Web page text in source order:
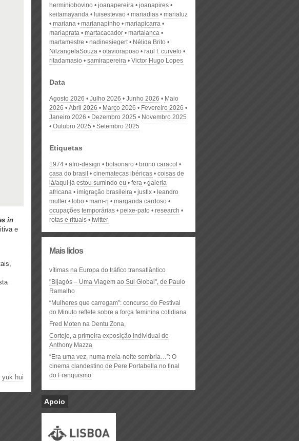
in
e
yuk hui
herminiobovino
joanapereira
joanapires
keitamayanda
luisestevao mariadias
marialuz
mariana
marianapinho
mariapicarra
mariaprata
martacacador
martalanca
martamestre
nadinesiegert
Nélida Brito
NilzangelaSouza
otavioraposo
raul f. curvelo
ritadamasio
samirapereira Victor Hugo Lopes
Data
Agosto 2026 Julho 2026 Junho 2026
Maio
2026
Abril 2026 Março 2026
Fevereiro 2026
Janeiro 2026
Dezembro 2025
Novembro 2025
Outubro 2025
Setembro 2025
Etiquetas
1974 afro-design bolsonaro
bruno caracol
casa do brasil
cinematecas ibéricas
coisas de
lá/aqui já estou sumindo eu
fera
galeria
africana
imigração brasileira justlx
leandro
muller
lobo mam-rj
margarida cardoso
ocupações temporárias
peixe-pato
research
rotas e rituais
twitter
Mais lidos
vítimas na Europa do tráfico transatlântico
"Bijagós – Uma Viagem ao Sul Global", de Paulo
Ramalho
“Mulheres que carregam”: concurso do Festival
do Minuto reflete sobre a força feminina cotidiana
Fred Moten na Dentu Zona,
Cortejo, a primeira exposição individual de
Anthony Mazza
“Era uma vez, numa meia-noite sombria…”: O
cinema clandestino de Pere Portabella no final
do Franquismo
Apoio